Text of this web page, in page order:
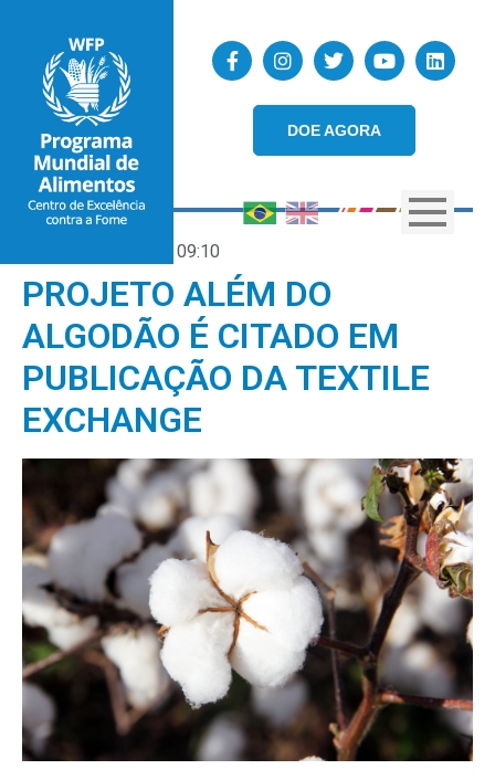
DOE AGORA
09:10
PROJETO ALÉM DO
ALGODÃO É CITADO EM
PUBLICAÇÃO DA TEXTILE
EXCHANGE